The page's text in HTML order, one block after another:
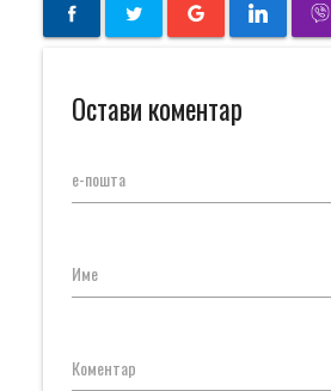
Остави коментар
е-пошта
Име
Коментар